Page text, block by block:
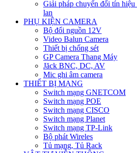
Giải pháp chuyển đổi tín
lan
PHỤ KIỆN CAMERA
Bộ đổi nguồn 12V
Video Balun Camera
Thiết bị chống sét
GP Camera Thang Máy
Jăck BNC, DC, AV
Mic ghi âm camera
THIẾT BỊ MẠNG
Switch mạng GNETCOM
Switch mạng POE
Switch mạng CISCO
Switch mạng Planet
Switch mạng TP-Link
Bộ phát Wireles
Tủ mạng, Tủ Rack